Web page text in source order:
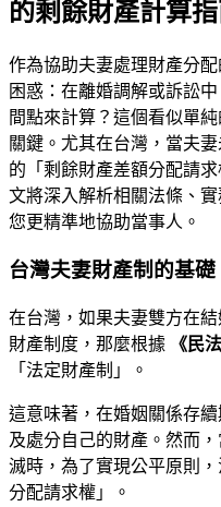
的剩餘財產計算
作為協助夫妻處理財產分
困惑：在離婚調解或訴訟
間點來計算？這個看似單
關鍵。尤其在台灣，當夫
的「剩餘財產差額分配請
文將深入解析相關法條、
您更精準地協助當事人。
台灣夫妻財產制的基礎
在台灣，如果夫妻雙方在
財產制度，那麼根據
《民
「法定財產制」。
這意味著，在婚姻關係存
及處分自己的財產。然而
滅時，為了實現公平原則
分配請求權」。